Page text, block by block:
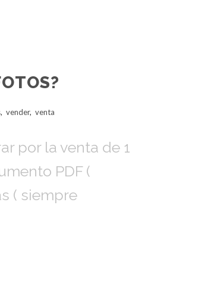
, vender, venta
por la venta de 1
PDF (
( siempre